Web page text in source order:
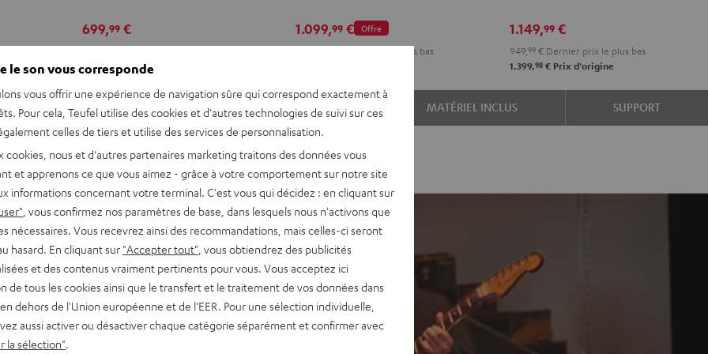
x
ROCKSTER
AIR
2/NEO
Backpack
699,99€
99
799, €Prix d'origine
Offre
1.099,99 €
99 Dernier prix le plus bas
Noir
1.149,99 €
949,99 € Dernier prix le plus bas
1.399,98 € Prix d'origine
REVUES ET TESTS ACCESSOIRES MATÉRIEL INCLUS SUPPORT
à batterie intégrée.
électroacoustique et
le son vous corresponde
vous offrir une expérience de navigation sûre qui correspond exactement à
Pour cela, Teufel utilise des cookies et d'autres technologies de suivi sur ces
celles de tiers et utilise des services de personnalisation.
cookies, nous et d'autres partenaires marketing traitons des données vous
et apprenons ce que vous aimez - grâce à votre comportement sur notre site
informations concernant votre terminal. C'est vous qui décidez : en cliquant sur
, vous confirmez nos paramètres de base, dans lesquels nous n'activons que
nécessaires. Vous recevrez ainsi des recommandations, mais celles-ci seront
hasard. En cliquant sur "Accepter tout" , vous obtiendrez des publicités
et des contenus vraiment pertinents pour vous. Vous acceptez ici
de tous les cookies ainsi que le transfert et le traitement de vos données dans
dehors de l'Union européenne et de l'EER. Pour une sélection individuelle,
aussi activer ou désactiver chaque catégorie séparément et confirmer avec
la sélection"